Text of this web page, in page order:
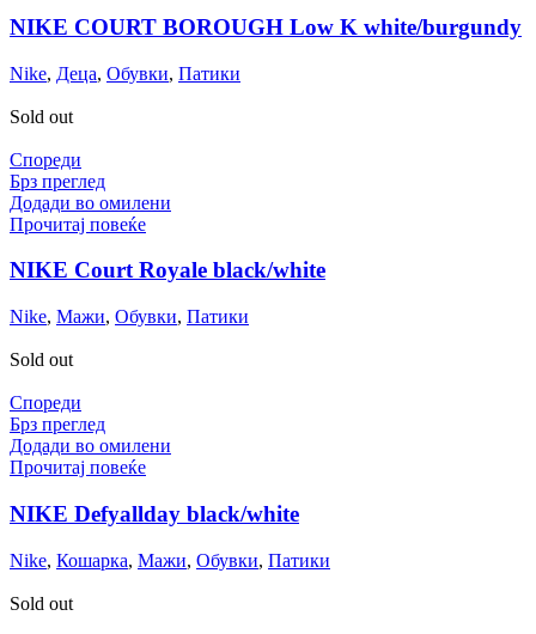
NIKE COURT BOROUGH Low K white/burgundy
Nike, Деца, Обувки, Патики
Sold out
Спореди
Брз преглед
Додади во омилени
Прочитај повеќе
NIKE Court Royale black/white
Nike, Мажи, Обувки, Патики
Sold out
Спореди
Брз преглед
Додади во омилени
Прочитај повеќе
NIKE Defyallday black/white
Nike, Кошарка, Мажи, Обувки, Патики
Sold out